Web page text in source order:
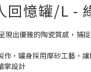
回憶罐/L -
現出優雅的陶瓷質感，捕
作，罐身採用摩砂工藝，
掌設計